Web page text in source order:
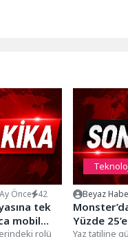
Önce 42
tek
mobil
rolü
Beyaz
Yüzde
Yaz tatiline